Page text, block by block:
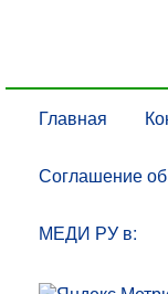
Главная
Соглашение
МЕДИ РУ в: